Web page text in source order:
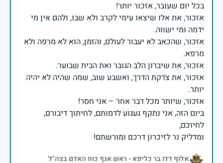
אזכור, את אלו שיצאו עימי לקרב ולא שבו, ולהם אין מי
אזכור, שהכאב לא יעבור לעולם, והזמן, הוא לא מרפה ולא
אזכור, את צדקת הדרך, ואשבע שוב, שמה שהיה לא יהיה
ביום הזה, אני נתקף געגוע לדמותם, לחיתוך דיבורם,
ומדליק נר לזיכרון דרכם ומורשתם!
אלוף דדו בר כליפא - ראש אגף כוח האדם בצה"ל